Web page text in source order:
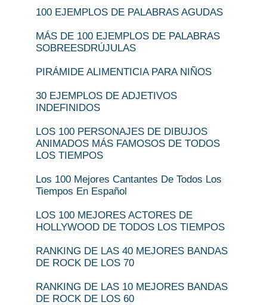
100 EJEMPLOS DE PALABRAS AGUDAS
MÁS DE 100 EJEMPLOS DE PALABRAS
SOBREESDRÚJULAS
PIRÁMIDE ALIMENTICIA PARA NIÑOS
30 EJEMPLOS DE ADJETIVOS
INDEFINIDOS
LOS 100 PERSONAJES DE DIBUJOS
ANIMADOS MÁS FAMOSOS DE TODOS
LOS TIEMPOS
Los 100 Mejores Cantantes De Todos Los
Tiempos En Español
LOS 100 MEJORES ACTORES DE
HOLLYWOOD DE TODOS LOS TIEMPOS
RANKING DE LAS 40 MEJORES BANDAS
DE ROCK DE LOS 70
RANKING DE LAS 10 MEJORES BANDAS
DE ROCK DE LOS 60